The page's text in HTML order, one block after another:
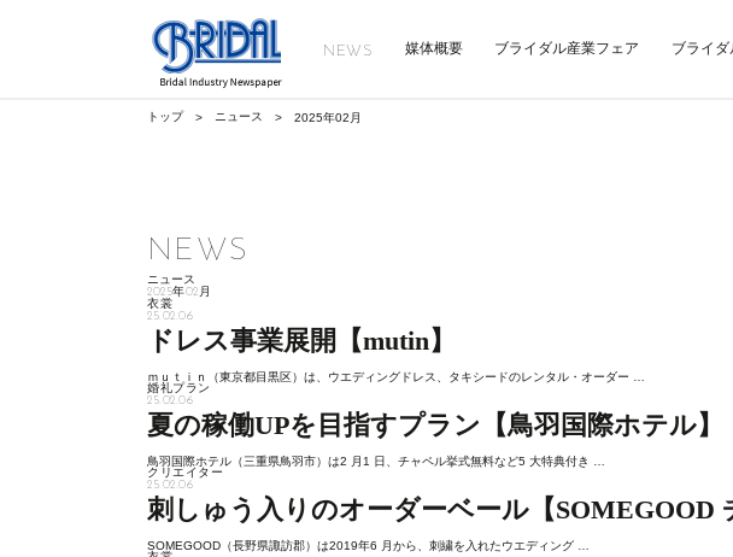
NEWS 媒体概要 ブライダル産業フェア ブライ
トップ ニュース 2025年02月
NEWS
ニュース
2025年02月
衣裳
25.02.06
ドレス事業展開【mutin】
ｍｕｔｉｎ（東京都目黒区）は、ウエディングドレス、タキシードのレンタル・オーダー …
婚礼プラン
25.02.06
夏の稼働UPを目指すプラン【鳥羽国際ホテル】
鳥羽国際ホテル（三重県鳥羽市）は2 月1 日、チャペル挙式無料など5 大特典付き …
クリエイター
25.02.06
刺しゅう入りのオーダーベール【SOMEGOOD
SOMEGOOD（長野県諏訪郡）は2019年6 月から、刺繍を入れたウエディング …